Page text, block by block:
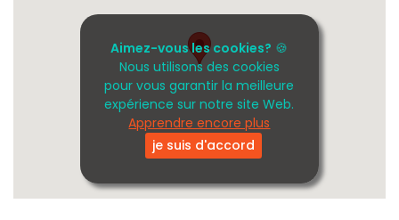
Aimez-vous les cookies? 🍪
Nous utilisons des cookies
pour vous garantir la meilleure
expérience sur notre site Web.
Apprendre encore plus
je suis d'accord